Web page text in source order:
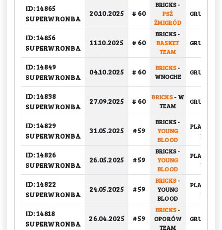
ID: 14865
SUPERWRONBA
20.10.2025 # 60
BRICKS-
PSŻ
ŻMIGRÓD
GRUPOWY
ID: 14856
SUPERWRONBA
11.10.2025 # 60
BRICKS-
BASKET
TEAM
GRUPOWY
ID: 14849
SUPERWRONBA
04.10.2025 # 60 BRICKS-
WNOCHE
GRUPOWY
ID: 14838
SUPERWRONBA
27.09.2025 # 60 BRICKS- W
TEAM
GRUPOWY
ID: 14829
SUPERWRONBA
31.05.2025 # 59
BRICKS-
YOUNG
BLOOD
PLAY-OFF,
1/4
ID: 14826
SUPERWRONBA
26.05.2025 # 59
BRICKS-
YOUNG
BLOOD
PLAY-OFF,
1/4
ID: 14822
SUPERWRONBA
24.05.2025 # 59
BRICKS-
YOUNG
BLOOD
PLAY-OFF,
1/4
ID: 14818
SUPERWRONBA
26.04.2025 # 59
BRICKS-
OPORÓW
TEAM
GRUPOWY